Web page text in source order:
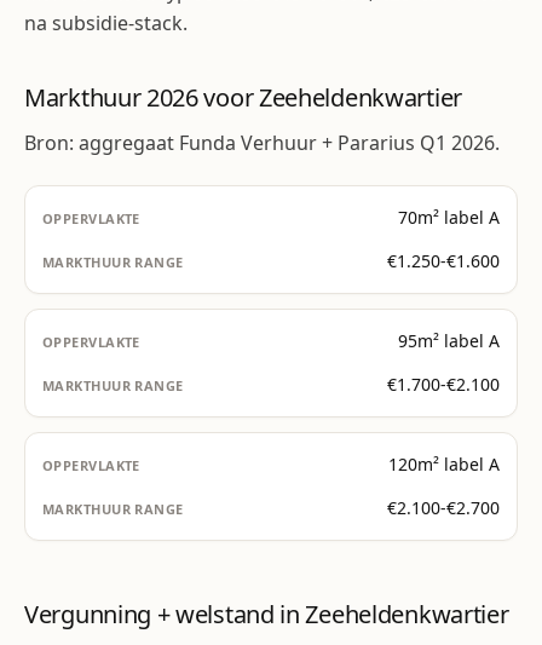
na subsidie-stack.
Markthuur 2026 voor Zeeheldenkwartier
Bron: aggregaat Funda Verhuur + Pararius Q1 2026.
70m² label A
€1.250-€1.600
95m² label A
€1.700-€2.100
120m² label A
€2.100-€2.700
Vergunning + welstand in Zeeheldenkwartier